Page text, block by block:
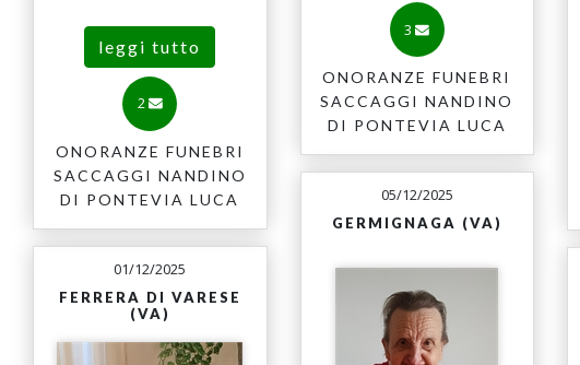
3
ONORANZE FUNEBRI
SACCAGGI NANDINO
DI PONTEVIA LUCA
leggi tutto
2
ONORANZE FUNEBRI
SACCAGGI NANDINO
DI PONTEVIA LUCA
05/12/2025
GERMIGNAGA (VA)
01/12/2025
FERRERA DI VARESE
(VA)